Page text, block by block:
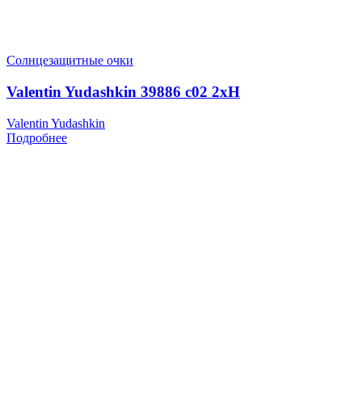
Солнцезащитные очки
Valentin Yudashkin 39886 c02 2xH
Valentin Yudashkin
Подробнее